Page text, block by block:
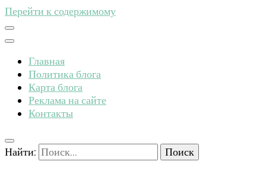
Перейти к содержимому
Главная
Политика блога
Карта блога
Реклама на сайте
Контакты
Найти: